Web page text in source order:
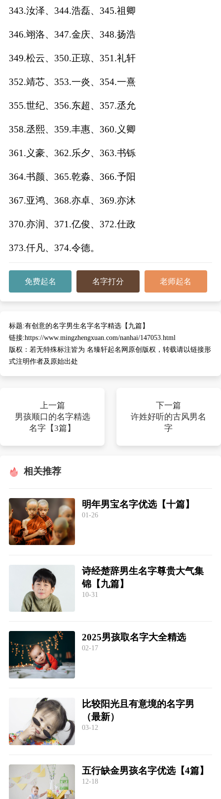
343.汝泽、344.浩磊、345.祖卿
346.翊洛、347.金庆、348.扬浩
349.松云、350.正琼、351.礼轩
352.靖芯、353.一炎、354.一熹
355.世纪、356.东超、357.丞允
358.丞熙、359.丰惠、360.义卿
361.义豪、362.乐夕、363.书铄
364.书颜、365.乾淼、366.予阳
367.亚鸿、368.亦卓、369.亦沐
370.亦润、371.亿俊、372.仕政
373.仟凡、374.令德。
免费起名 名字打分 老师起名
标题:有创意的名字男生名字名字精选【九篇】
链接:https://www.mingzhengxuan.com/nanhai/147053.html
版权： 若无特殊标注皆为 名臻轩起名网原创版权，转载请以链接形
式注明作者及原始出处
上一篇
男孩顺口的名字精选
名字【3篇】
下一篇
许姓好听的古风男名
字
相关推荐
明年男宝名字优选【十篇】
01-26
诗经楚辞男生名字尊贵大气集
锦【九篇】
10-31
2025男孩取名字大全精选
02-17
比较阳光且有意境的名字男
（最新）
03-12
五行缺金男孩名字优选【4篇】
12-18